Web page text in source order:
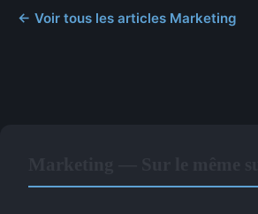
← Voir tous les articles Marketing